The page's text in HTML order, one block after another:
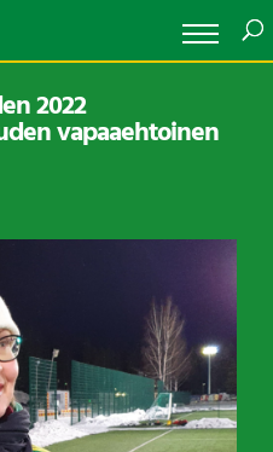
2022
vapaaehtoinen